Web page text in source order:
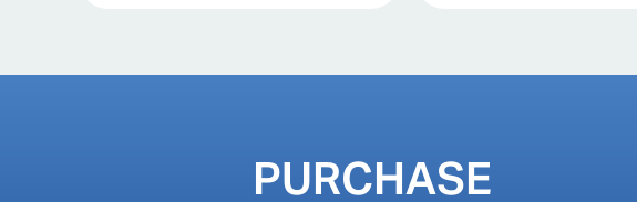
PURCHASE